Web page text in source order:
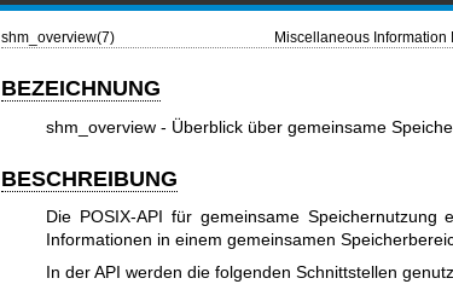
shm_overview(7) Miscellaneous Information
BEZEICHNUNG
shm_overview - Überblick über gemeinsame
BESCHREIBUNG
Die POSIX-API für gemeinsame Speichernutzung
Informationen in einem gemeinsamen
In der API werden die folgenden Schnittstellen